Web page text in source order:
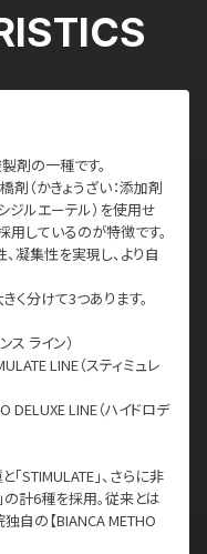
剤の一種です。
（かきょうざい：添加剤
ジルエーテル）を使用せ
用しているのが特徴です。
凝集性を実現し、より自
く分けて3つあります。
ス ライン）
LINE（スティミュレ
DELUXE LINE（ハイドロデ
「STIMULATE」、さらに非
の計6種を採用。従来とは
自の【BIANCA METHO